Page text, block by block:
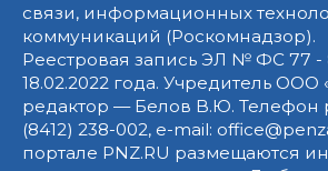
связи, информационных
коммуникаций (Роскомнадзор).
Реестровая запись ЭЛ № ФС 77 -
18.02.2022 года. Учредитель ООО
редактор — Белов В.Ю. Телефон
(8412) 238-002, e-mail:
портале PNZ.RU размещаются